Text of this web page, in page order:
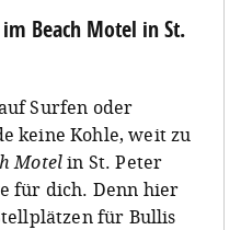
Beach Motel in St.
Surfen oder
keine Kohle, weit zu
Motelin St. Peter
für dich. Denn hier
für Bullis